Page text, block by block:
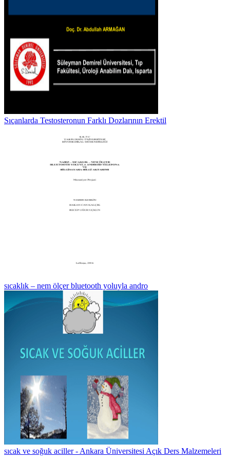
Sıçanlarda Testosteronun Farklı Dozlarının Erektil
sıcaklık – nem ölçer bluetooth yoluyla andro
sıcak ve soğuk aciller - Ankara Üniversitesi Açık Ders Malzemeleri